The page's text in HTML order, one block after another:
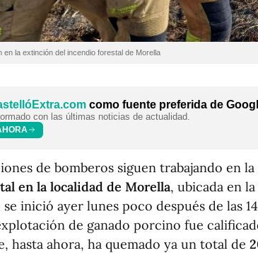
en la extinción del incendio forestal de Morella
como fuente preferida de
con las últimas noticias de actualidad.
de bomberos siguen trabajando en
en la localidad de Morella, ubicada en
inició ayer lunes poco después de las
de ganado porcino fue
hasta ahora, ha quemado ya un total de